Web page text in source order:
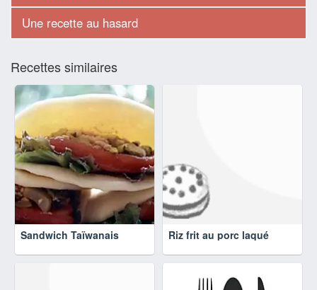
Une recette au hasard
Recettes similaires
Sandwich Taïwanais Riz frit au porc laqué